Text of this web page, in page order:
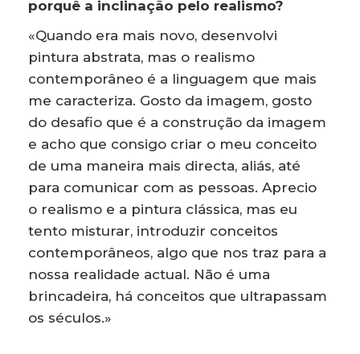
porquê a inclinação pelo realismo?
«Quando era mais novo, desenvolvi
pintura abstrata, mas o realismo
contemporâneo é a linguagem que mais
me caracteriza. Gosto da imagem, gosto
do desafio que é a construção da imagem
e acho que consigo criar o meu conceito
de uma maneira mais directa, aliás, até
para comunicar com as pessoas. Aprecio
o realismo e a pintura clássica, mas eu
tento misturar, introduzir conceitos
contemporâneos, algo que nos traz para a
nossa realidade actual. Não é uma
brincadeira, há conceitos que ultrapassam
os séculos.»